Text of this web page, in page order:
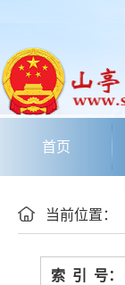
首页
当前位置：
索 引 号：